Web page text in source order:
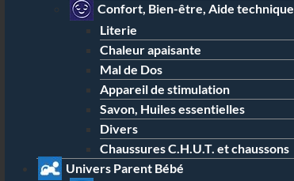
Confort, Bien-être, Aide technique
Literie
Chaleur apaisante
Mal de Dos
Appareil de stimulation
Savon, Huiles essentielles
Divers
Chaussures C.H.U.T. et chaussons
Univers Parent Bébé